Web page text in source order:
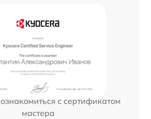
с сертификатом
мастера